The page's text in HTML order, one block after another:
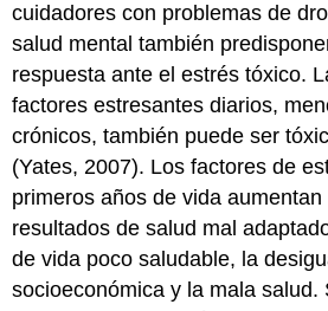
cuidadores con problemas de
salud mental también
respuesta ante el estrés tóxico.
factores estresantes diarios,
crónicos, también puede ser
(Yates, 2007). Los factores de
primeros años de vida
resultados de salud mal
de vida poco saludable, la
socioeconómica y la mala salud.